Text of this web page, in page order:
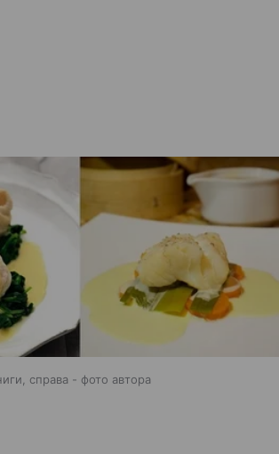
справа - фото автора